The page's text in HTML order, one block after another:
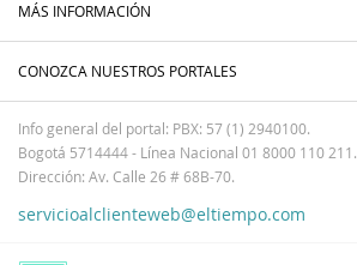
MÁS INFORMACIÓN
CONOZCA NUESTROS PORTALES
Info general del portal: PBX: 57 (1) 2940100.
Bogotá 5714444 - Línea Nacional 01 8000 110 211.
Dirección: Av. Calle 26 # 68B-70.
servicioalclienteweb@eltiempo.com